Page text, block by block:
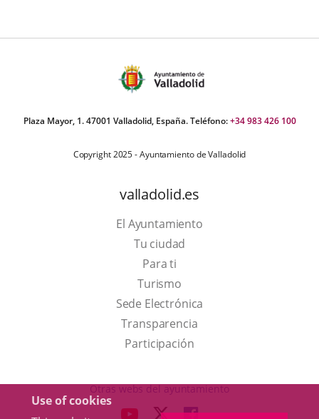
Use of cookies
Plaza Mayor, 1. 47001 Valladolid, España. Teléfono:+34 983 426 100
Copyright 2025 - Ayuntamiento de Valladolid
valladolid.es
El Ayuntamiento
Tu ciudad
Para ti
TurismoThis
link
will
open
a
Sede Electrónica
Transparencia
Participación
Otras webs del ayuntamiento
LINK LINKLINK